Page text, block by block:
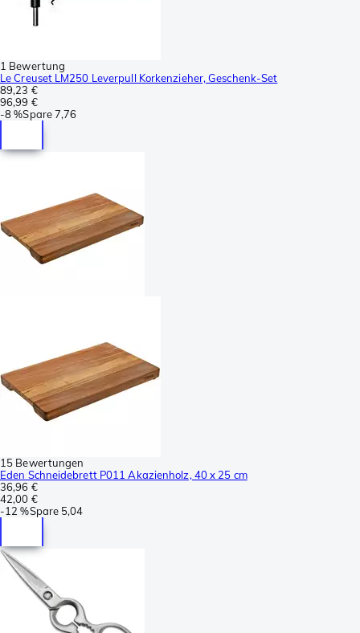
1 Bewertung
Le Creuset LM250 Leverpull Korkenzieher, Geschenk-Set
89,23 €
96,99 €
-8 %Spare7,76
15 Bewertungen
Eden Schneidebrett P011 Akazienholz, 40 x 25 cm
36,96 €
42,00 €
-12 %Spare 5,04